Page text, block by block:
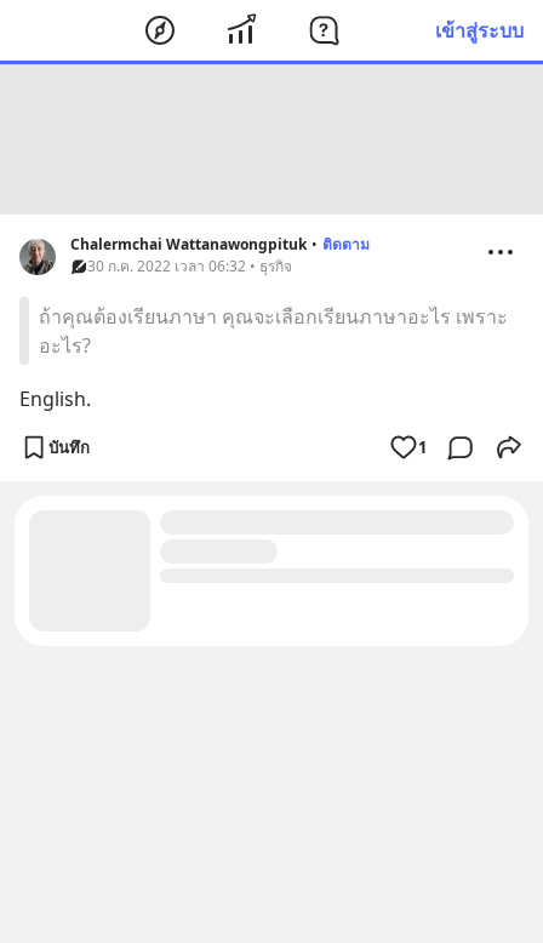
เข้าสู่ระบบ
Chalermchai Wattanawongpituk • ติดตาม
30 ก.ค. 2022 เวลา 06:32 • ธุรกิจ
ถ้าคุณต้องเรียนภาษา คุณจะเลือกเรียนภาษาอะไร เพราะ
อะไร?
English.
บันทึก 1